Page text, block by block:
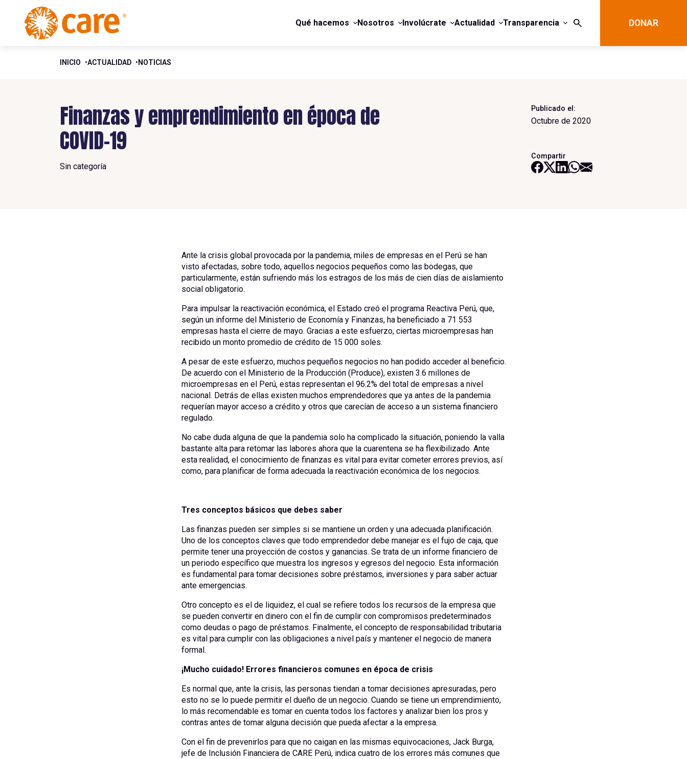
Qué hacemos Nosotros Involúcrate Actualidad Transparencia DONAR
INICIO ACTUALIDAD NOTICIAS
Finanzas y emprendimiento en época de
COVID-19
Sin categoría
Publicado el:
Octubre de 2020
Compartir
Ante la crisis global provocada por la pandemia, miles de empresas en el Perú se han
visto afectadas, sobre todo, aquellos negocios pequeños como las bodegas, que
particularmente, están sufriendo más los estragos de los más de cien días de aislamiento
social obligatorio.
Para impulsar la reactivación económica, el Estado creó el programa Reactiva Perú, que,
según un informe del Ministerio de Economía y Finanzas, ha beneficiado a 71 553
empresas hasta el cierre de mayo. Gracias a este esfuerzo, ciertas microempresas han
recibido un monto promedio de crédito de 15 000 soles.
A pesar de este esfuerzo, muchos pequeños negocios no han podido acceder al beneficio.
De acuerdo con el Ministerio de la Producción (Produce), existen 3.6 millones de
microempresas en el Perú, estas representan el 96.2% del total de empresas a nivel
nacional. Detrás de ellas existen muchos emprendedores que ya antes de la pandemia
requerían mayor acceso a crédito y otros que carecían de acceso a un sistema financiero
regulado.
No cabe duda alguna de que la pandemia solo ha complicado la situación, poniendo la valla
bastante alta para retomar las labores ahora que la cuarentena se ha flexibilizado. Ante
esta realidad, el conocimiento de finanzas es vital para evitar cometer errores previos, así
como, para planificar de forma adecuada la reactivación económica de los negocios.
Tres conceptos básicos que debes saber
Las finanzas pueden ser simples si se mantiene un orden y una adecuada planificación.
Uno de los conceptos claves que todo emprendedor debe manejar es el fujo de caja, que
permite tener una proyección de costos y ganancias. Se trata de un informe financiero de
un periodo específico que muestra los ingresos y egresos del negocio. Esta información
es fundamental para tomar decisiones sobre préstamos, inversiones y para saber actuar
ante emergencias.
Otro concepto es el de liquidez, el cual se refiere todos los recursos de la empresa que
se pueden convertir en dinero con el fin de cumplir con compromisos predeterminados
como deudas o pago de préstamos. Finalmente, el concepto de responsabilidad tributaria
es vital para cumplir con las obligaciones a nivel país y mantener el negocio de manera
formal.
¡Mucho cuidado! Errores financieros comunes en época de crisis
Es normal que, ante la crisis, las personas tiendan a tomar decisiones apresuradas, pero
esto no se lo puede permitir el dueño de un negocio. Cuando se tiene un emprendimiento,
lo más recomendable es tomar en cuenta todos los factores y analizar bien los pros y
contras antes de tomar alguna decisión que pueda afectar a la empresa.
Con el fin de prevenirlos para que no caigan en las mismas equivocaciones, Jack Burga,
jefe de Inclusión Financiera de CARE Perú, indica cuatro de los errores más comunes que